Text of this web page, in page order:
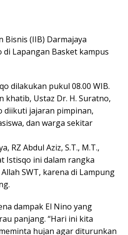
(IIB) Darmajaya
di Lapangan Basket kampus
dilakukan pukul 08.00 WIB.
khatib, Ustaz Dr. H. Suratno,
diikuti jajaran pimpinan,
dan warga sekitar
RZ Abdul Aziz, S.T., M.T.,
Istisqo ini dalam rangka
SWT, karena di Lampung
dampak El Nino yang
panjang. “Hari ini kita
hujan agar diturunkan